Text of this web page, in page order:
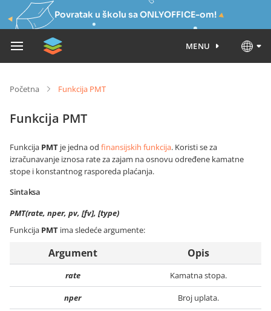
Povratak u školu sa ONLYOFFICE-om!
MENU
Početna Funkcija PMT
Funkcija PMT
Funkcija PMT je jedna od finansijskih funkcija. Koristi se za
izračunavanje iznosa rate za zajam na osnovu određene kamatne
stope i konstantnog rasporeda plaćanja.
Sintaksa
PMT(rate, nper, pv, [fv], [type)
Funkcija PMT ima sledeće argumente:
Argument Opis
rate Kamatna stopa.
nper Broj uplata.